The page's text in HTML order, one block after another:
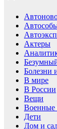
Актеры
Болезни
В мире
В России
Вещи
Военные
Дети
Дом и